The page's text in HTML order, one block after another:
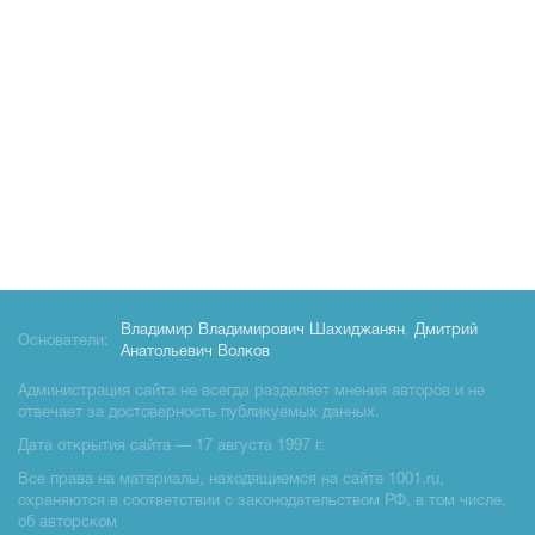
Основатели:
Владимир Владимирович Шахиджанян, Дмитрий
Анатольевич Волков
Администрация сайта не всегда разделяет мнения авторов и не
отвечает за достоверность публикуемых данных.
Дата открытия сайта — 17 августа 1997 г.
Все права на материалы, находящиемся на сайте 1001.ru,
охраняются в соответствии с законодательством РФ, в том числе,
об авторском